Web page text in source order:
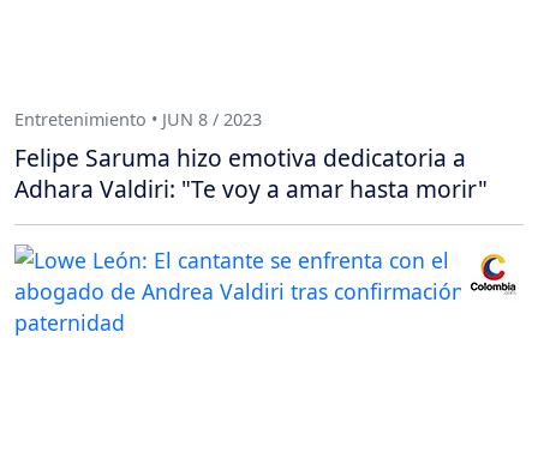
Entretenimiento • JUN 8 / 2023
Felipe Saruma hizo emotiva dedicatoria a
Adhara Valdiri: "Te voy a amar hasta morir"